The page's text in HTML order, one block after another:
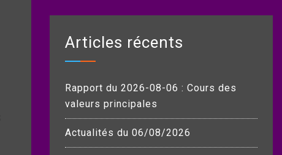
Articles récents
Rapport du 2026-08-06 : Cours des
valeurs principales
Actualités du 06/08/2026